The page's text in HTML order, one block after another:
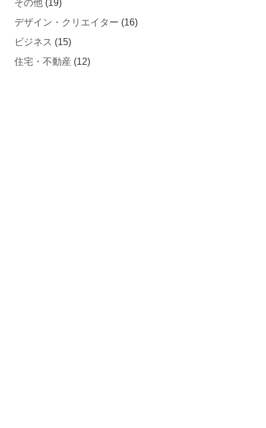
デザイン・クリエイター
ビジネス (15)
住宅・不動産